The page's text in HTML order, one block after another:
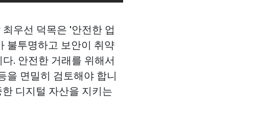
우선 덕목은 '안전한 업
불투명하고 보안이 취약
. 안전한 거래를 위해서
을 면밀히 검토해야 합니
디지털 자산을 지키는